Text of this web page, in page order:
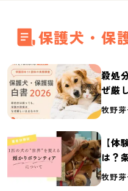
保護犬・保
殺処
ぜ厳
体の
牧野
【
は？
介
牧野